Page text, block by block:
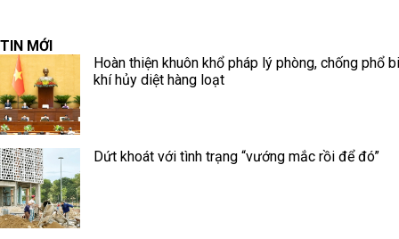
TIN MỚI
Hoàn thiện khuôn khổ pháp lý phòng, chống phổ
khí hủy diệt hàng loạt
Dứt khoát với tình trạng “vướng mắc rồi để đó”